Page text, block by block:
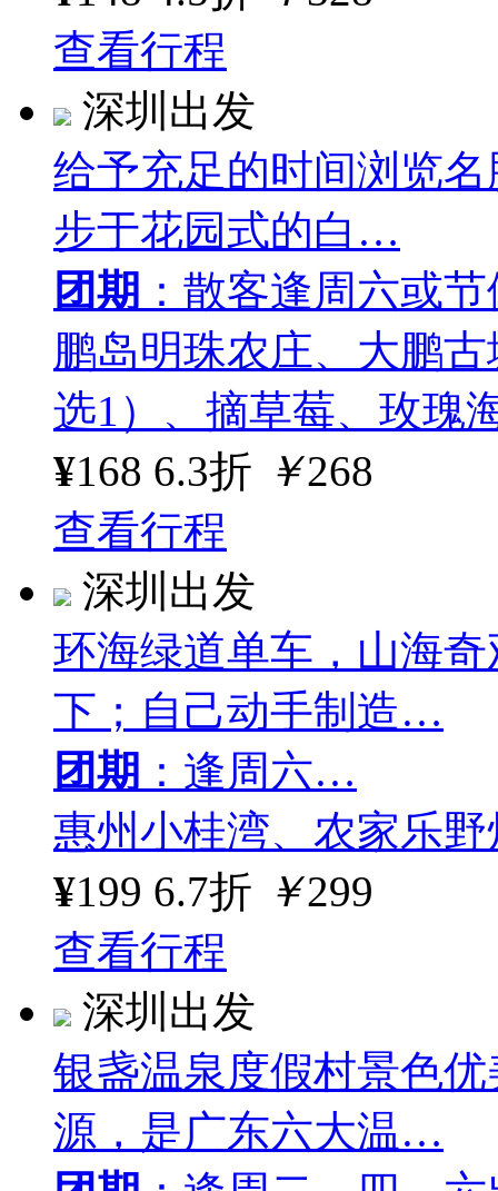
查看行程
深圳出发
给予充足的时间浏览
步于花园式的白…
团期 ：散客逢周六或
鹏岛明珠农庄、大鹏
选1）、摘草莓、玫瑰
¥168 6.3折 ￥268
查看行程
深圳出发
环海绿道单车，山海
下；自己动手制造…
团期 ：逢周六…
惠州小桂湾、农家乐
¥199 6.7折 ￥299
查看行程
深圳出发
银盏温泉度假村景色
源，是广东六大温…